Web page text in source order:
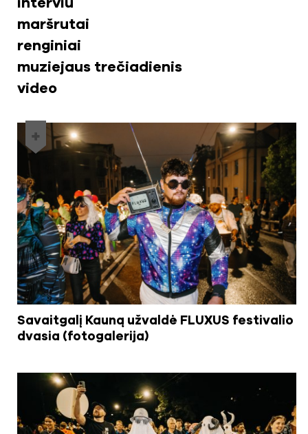
Savaitgalį Kauną užvaldė FLUXUS festivalio
dvasia (fotogalerija)
interviu
maršrutai
renginiai
muziejaus trečiadienis
video